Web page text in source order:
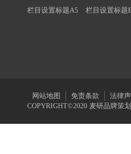
栏目设置标题A5
栏目设置标题
网站地图 免责条款 法律
COPYRIGHT©2020 麦研品牌策